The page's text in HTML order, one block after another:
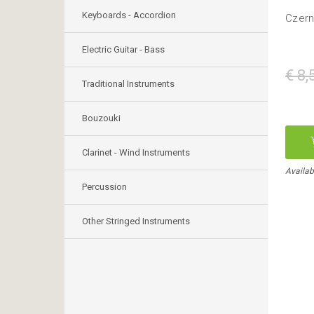
Keyboards - Accordion
Electric Guitar - Bass
Traditional Instruments
Bouzouki
Clarinet - Wind Instruments
Percussion
Other Stringed Instruments
€